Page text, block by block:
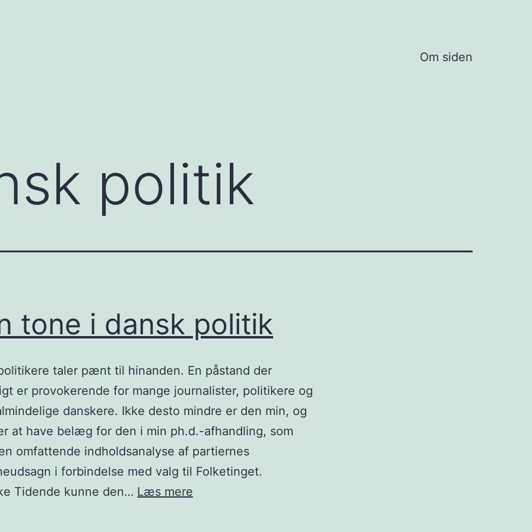
Om siden
politik
tone i dansk politik
taler pænt til hinanden. En påstand der
er provokerende for mange journalister, politikere og
danskere. Ikke desto mindre er den min, og
at have belæg for den i min ph.d.-afhandling, som
omfattende indholdsanalyse af partiernes
i forbindelse med valg til Folketinget.
Tidende kunne den… Læs mere